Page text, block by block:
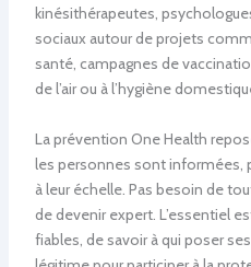
kinésithérapeutes,
sociaux autour de projets
santé, campagnes de
de l’air ou à l’hygiène
La prévention One Health
les personnes sont informées,
à leur échelle. Pas besoin de
de devenir expert. L’essentiel
fiables, de savoir à qui poser